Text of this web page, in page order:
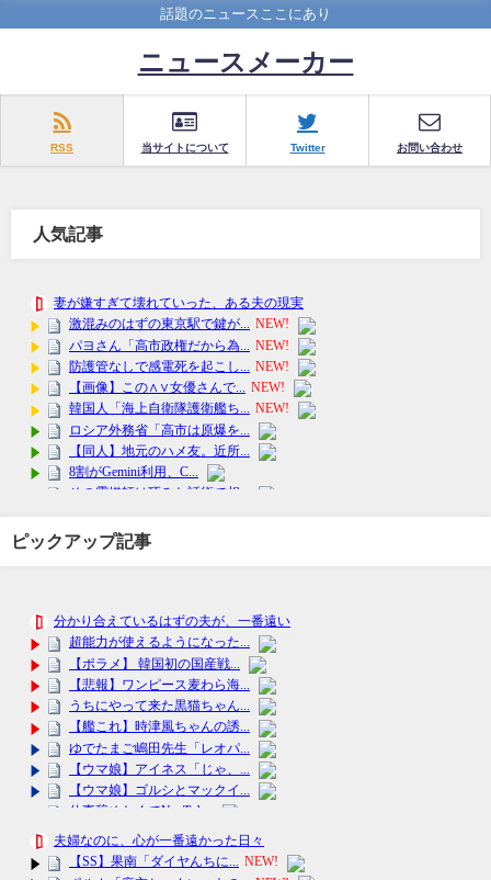
話題のニュースここにあり
ニュースメーカー
RSS 当サイトについて Twitter お問い合わせ
人気記事
ピックアップ記事